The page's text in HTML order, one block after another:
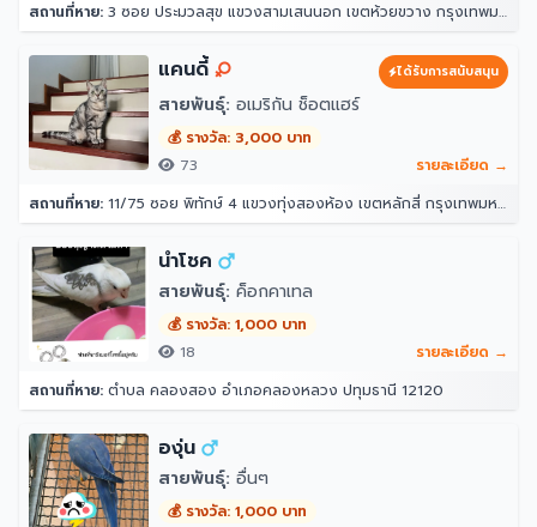
สถานที่หาย: 3 ซอย ประมวลสุข แขวงสามเสนนอก เขตห้วยขวาง กรุงเทพมหานคร 10320
แคนดี้ ได้รับการสนับสนุน
สายพันธุ์: อเมริกัน ช็อตแฮร์
💰 รางวัล: 3,000 บาท
73
รายละเอียด →
สถานที่หาย: 11/75 ซอย พิทักษ์ 4 แขวงทุ่งสองห้อง เขตหลักสี่ กรุงเทพมหานคร 10210
นำโชค
สายพันธุ์: ค็อกคาเทล
💰 รางวัล: 1,000 บาท
18
รายละเอียด →
สถานที่หาย: ตำบล คลองสอง อำเภอคลองหลวง ปทุมธานี 12120
องุ่น
สายพันธุ์: อื่นๆ
💰 รางวัล: 1,000 บาท